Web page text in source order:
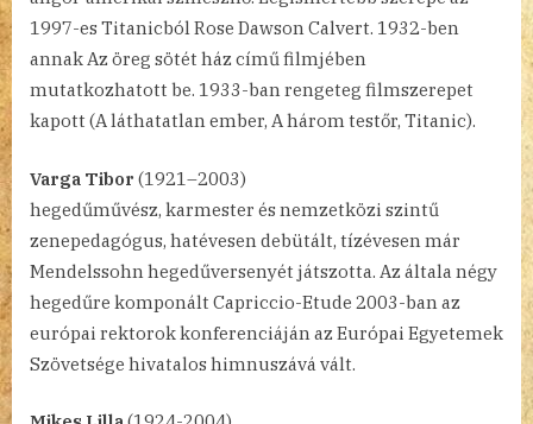
1997-es Titanicból Rose Dawson Calvert. 1932-ben
annak Az öreg sötét ház című filmjében
mutatkozhatott be. 1933-ban rengeteg filmszerepet
kapott (A láthatatlan ember, A három testőr, Titanic).
Varga Tibor (1921–2003)
hegedűművész, karmester és nemzetközi szintű
zenepedagógus, hatévesen debütált, tízévesen már
Mendelssohn hegedűversenyét játszotta. Az általa négy
hegedűre komponált Capriccio-Etude 2003-ban az
európai rektorok konferenciáján az Európai Egyetemek
Szövetsége hivatalos himnuszává vált.